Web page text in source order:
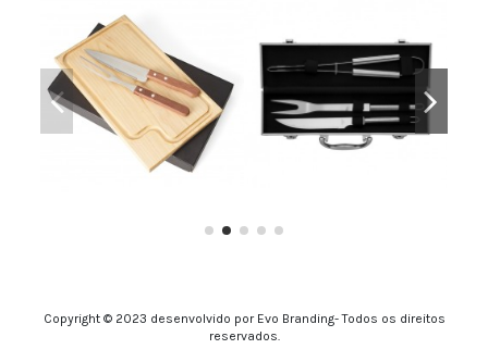
Kit Churrasco 3 Peças
Kit Churrasco 3 Peças
Copyright © 2023 desenvolvido por Evo Branding- Todos os direitos
reservados.